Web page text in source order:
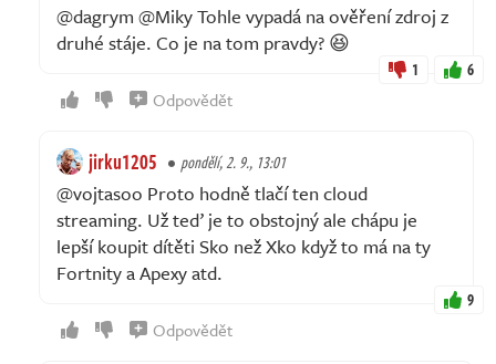
@dagrym @Miky Tohle vypadá na ověření zdroj z
druhé stáje. Co je na tom pravdy? 😆
1 6
Odpovědět
jirku1205 pondělí, 2. 9., 13:01
@vojtasoo Proto hodně tlačí ten cloud
streaming. Už teď je to obstojný ale chápu je
lepší koupit dítěti Sko než Xko když to má na ty
Fortnity a Apexy atd.
9
Odpovědět